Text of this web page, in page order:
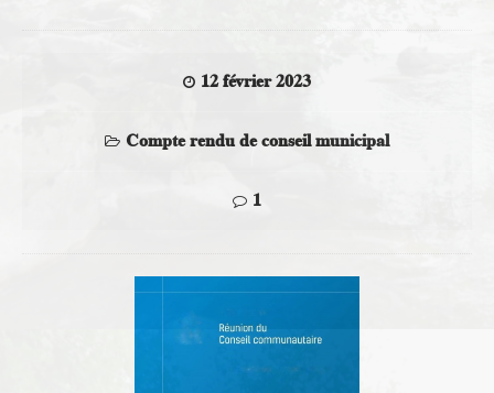
12 février 2023
Compte rendu de conseil municipal
1